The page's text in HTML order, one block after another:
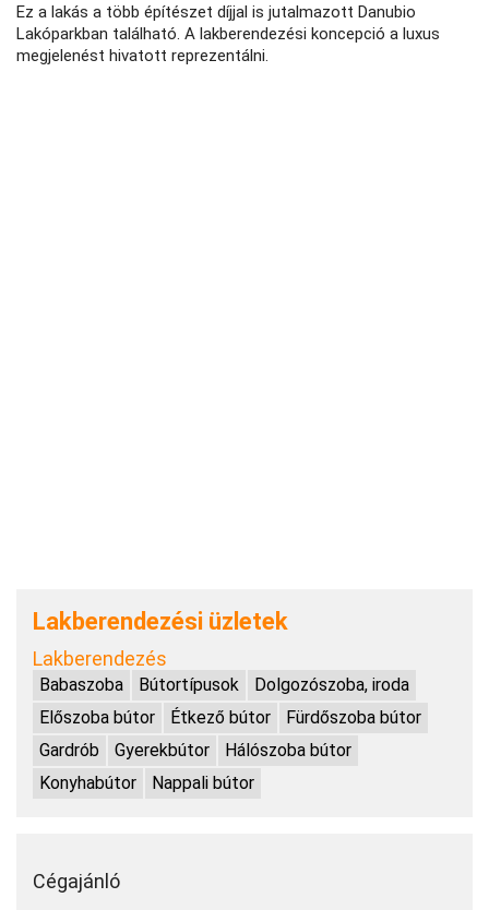
Ez a lakás a több építészet díjjal is jutalmazott Danubio
Lakóparkban található. A lakberendezési koncepció a luxus
megjelenést hivatott reprezentálni.
Lakberendezési üzletek
Lakberendezés
Babaszoba Bútortípusok
Dolgozószoba, iroda
Előszoba bútor
Étkező bútor
Fürdőszoba bútor
Gardrób
Gyerekbútor
Hálószoba bútor
Konyhabútor
Nappali bútor
Cégajánló